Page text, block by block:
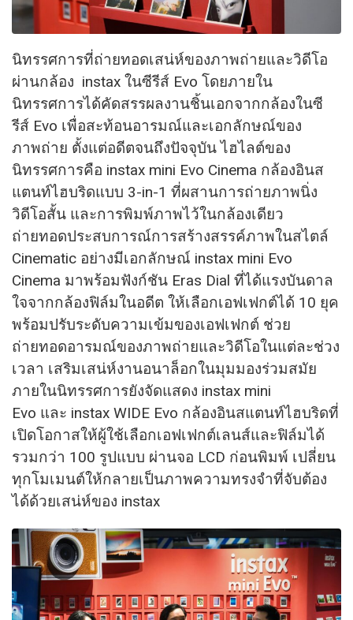
นิทรรศการที่ถ่ายทอดเสน่ห์ของภาพถ่ายและวิดีโอ
ผ่านกล้อง instax ในซีรีส์ Evo โดยภายใน
นิทรรศการได้คัดสรรผลงานชิ้นเอกจากกล้องในซี
รีส์ Evo เพื่อสะท้อนอารมณ์และเอกลักษณ์ของ
ภาพถ่าย ตั้งแต่อดีตจนถึงปัจจุบัน ไฮไลต์ของ
นิทรรศการคือ instax mini Evo Cinema กล้องอินส
แตนท์ไฮบริดแบบ 3-in-1 ที่ผสานการถ่ายภาพนิ่ง
วิดีโอสั้น และการพิมพ์ภาพไว้ในกล้องเดียว
ถ่ายทอดประสบการณ์การสร้างสรรค์ภาพในสไตล์
Cinematic อย่างมีเอกลักษณ์ instax mini Evo
Cinema มาพร้อมฟังก์ชัน Eras Dial ที่ได้แรงบันดาล
ใจจากกล้องฟิล์มในอดีต ให้เลือกเอฟเฟกต์ได้ 10 ยุค
พร้อมปรับระดับความเข้มของเอฟเฟกต์ ช่วย
ถ่ายทอดอารมณ์ของภาพถ่ายและวิดีโอในแต่ละช่วง
เวลา เสริมเสน่ห์งานอนาล็อกในมุมมองร่วมสมัย
ภายในนิทรรศการยังจัดแสดง instax mini
Evo และ instax WIDE Evo กล้องอินสแตนท์ไฮบริดที่
เปิดโอกาสให้ผู้ใช้เลือกเอฟเฟกต์เลนส์และฟิล์มได้
รวมกว่า 100 รูปแบบ ผ่านจอ LCD ก่อนพิมพ์ เปลี่ยน
ทุกโมเมนต์ให้กลายเป็นภาพความทรงจำที่จับต้อง
ได้ด้วยเสน่ห์ของ instax